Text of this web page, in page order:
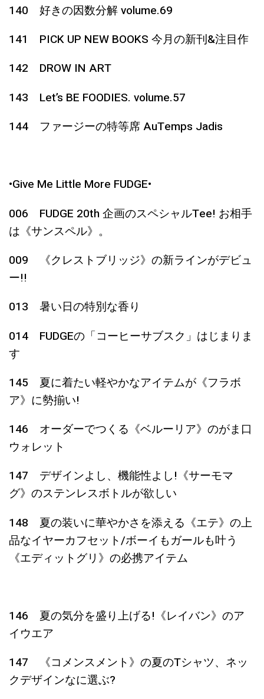
140 好きの因数分解 volume.69
141 PICK UP NEW BOOKS 今月の新刊&注目作
142 DROW IN ART
143 Let’s BE FOODIES. volume.57
144 ファージーの特等席 AuTemps Jadis
•Give Me Little More FUDGE•
006 FUDGE 20th 企画のスペシャルTee! お相手
は《サンスペル》。
009 《クレストブリッジ》の新ラインがデビュ
ー!!
013 暑い日の特別な香り
014 FUDGEの「コーヒーサブスク」はじまりま
す
145 夏に着たい軽やかなアイテムが《フラボ
ア》に勢揃い!
146 オーダーでつくる《ベルーリア》のがま口
ウォレット
147 デザインよし、機能性よし!《サーモマ
グ》のステンレスボトルが欲しい
148 夏の装いに華やかさを添える《エテ》の上
品なイヤーカフセット/ボーイもガールも叶う
《エディットグリ》の必携アイテム
146 夏の気分を盛り上げる!《レイバン》のア
イウエア
147 《コメンスメント》の夏のTシャツ、ネッ
クデザインなに選ぶ?